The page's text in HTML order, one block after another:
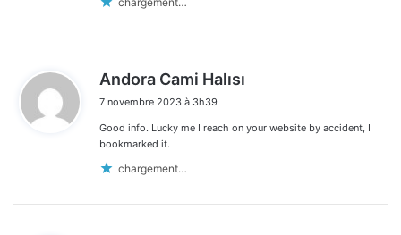
Andora Cami Halısı
7 novembre 2023 à 3h39
Good info. Lucky me I reach on your website by accident, I
bookmarked it.
chargement…